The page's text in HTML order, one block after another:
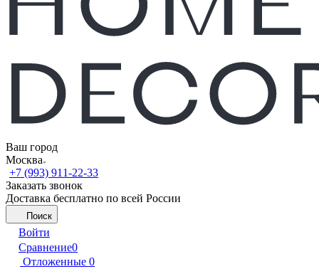
Ваш город
Москва
+7 (993) 911-22-33
Заказать звонок
Доставка бесплатно по всей России
Поиск
Войти
Сравнение0
Отложенные 0